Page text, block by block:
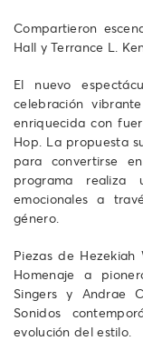
Compartieron
Hall y Terrance L.
El nuevo
celebración
enriquecida con
Hop. La propuesta
para convertirse
programa realiza
emocionales a
género.
Piezas de Hezekiah
Homenaje a
Singers y Andrae
Sonidos
evolución del estilo.